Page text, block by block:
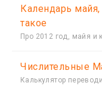
Календарь
такое
Про 2012 год, майя и
Числительные
Калькулятор